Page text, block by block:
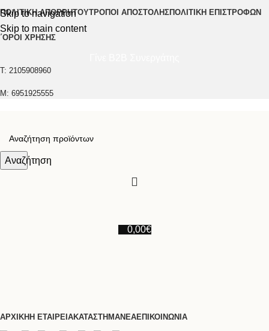
Skip to navigation
Skip to main content
ΠΟΛΙΤΙΚΉ ΑΠΟΡΡΉΤΟΥΤΡΌΠΟΙ ΑΠΟΣΤΟΛΉΣΠΟΛΙΤΙΚΉ ΕΠΙΣΤΡΟΦΏΝ
΄ΟΡΟΙ ΧΡΉΣΗΣ
Τ: 2105908960
M: 6951925555
Αναζήτηση
0,00€
ΑΡΧΙΚΉ Η ΕΤΑΙΡΕΊΑΚΑΤΆΣΤΗΜΑΝΈΑΕΠΙΚΟΙΝΩΝΊΑ